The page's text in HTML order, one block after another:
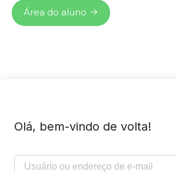
Área do aluno
Olá, bem-vindo de volta!